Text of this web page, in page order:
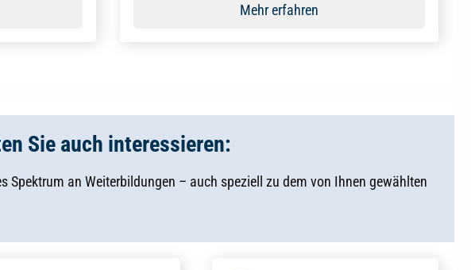
Mehr erfahren
Sie auch interessieren:
Spektrum an Weiterbildungen – auch speziell zu dem von Ihnen gewählten